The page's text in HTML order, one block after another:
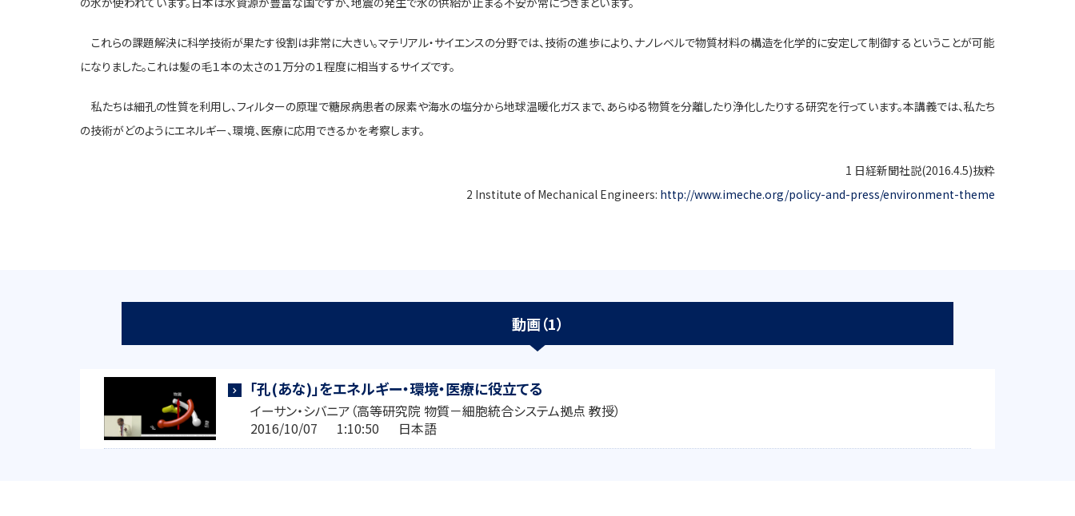
これらの課題解決に科学技術が果たす役割は非常に大きい。マテリアル・サイエンスの分野では、技術の進歩により、ナノレベルで物質材料の構造を化学的に安定して制御するということが可能
になりました。これは髪の毛１本の太さの１万分の１程度に相当するサイズです。
私たちは細孔の性質を利用し、フィルターの原理で糖尿病患者の尿素や海水の塩分から地球温暖化ガスまで、あらゆる物質を分離したり浄化したりする研究を行っています。本講義では、私たち
の技術がどのようにエネルギー、環境、医療に応用できるかを考察します。
1 日経新聞社説(2016.4.5)抜粋
2 Institute of Mechanical Engineers: http://www.imeche.org/policy-and-press/environment-theme
動画（1）
「孔(あな)」をエネルギー・環境・医療に役立てる
イーサン・シバニア（高等研究院 物質－細胞統合システム拠点 教授）
2016/10/07 1:10:50 日本語